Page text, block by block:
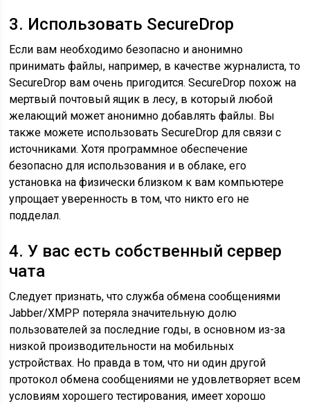
3. Использовать SecureDrop
Если вам необходимо безопасно и анонимно
принимать файлы, например, в качестве журналиста, то
SecureDrop вам очень пригодится. SecureDrop похож на
мертвый почтовый ящик в лесу, в который любой
желающий может анонимно добавлять файлы. Вы
также можете использовать SecureDrop для связи с
источниками. Хотя программное обеспечение
безопасно для использования и в облаке, его
установка на физически близком к вам компьютере
упрощает уверенность в том, что никто его не
подделал.
4. У вас есть собственный сервер
чата
Следует признать, что служба обмена сообщениями
Jabber/XMPP потеряла значительную долю
пользователей за последние годы, в основном из-за
низкой производительности на мобильных
устройствах. Но правда в том, что ни один другой
протокол обмена сообщениями не удовлетворяет всем
условиям хорошего тестирования, имеет хорошо